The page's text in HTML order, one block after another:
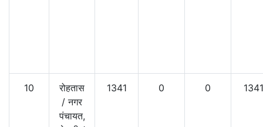
10
रोहतास
/नगर
पंचायत,
1341 0 0 1341